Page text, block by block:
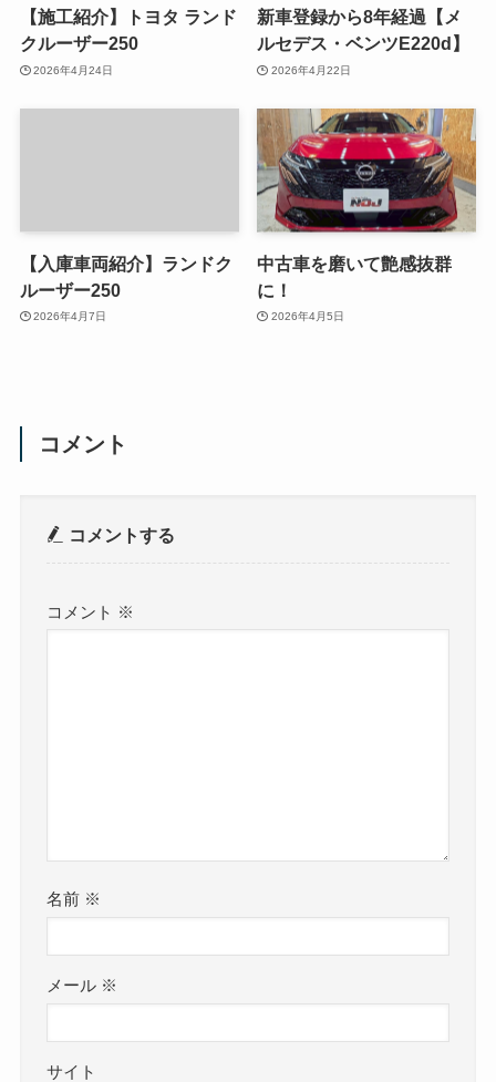
【施工紹介】トヨタ ランド
クルーザー250
2026年4月24日
新車登録から8年経過【メ
ルセデス・ベンツE220d】
2026年4月22日
【入庫車両紹介】ランドク
ルーザー250
2026年4月7日
中古車を磨いて艶感抜群
に！
2026年4月5日
コメント
コメントする
コメント ※
名前 ※
メール ※
サイト